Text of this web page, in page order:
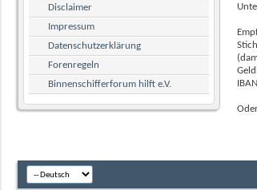
Disclaimer
Impressum
Datenschutzerklärung
Forenregeln
Binnenschifferforum hilft e.V.